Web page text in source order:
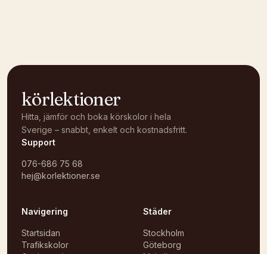
körlektioner
Hitta, jämför och boka körskolor i hela
Sverige – snabbt, enkelt och kostnadsfritt.
Support
076-686 75 68
hej@korlektioner.se
Navigering
Startsidan
Trafikskolor
Städer
Stockholm
Göteborg